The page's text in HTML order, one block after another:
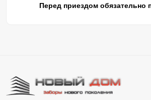
Перед приездом обязательно